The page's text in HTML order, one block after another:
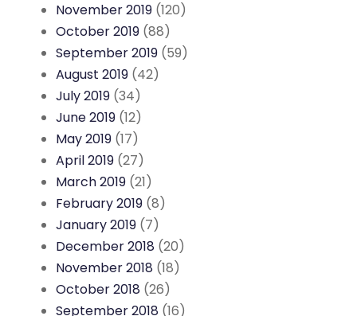
November 2019 (120)
October 2019 (88)
September 2019 (59)
August 2019 (42)
July 2019 (34)
June 2019 (12)
May 2019 (17)
April 2019 (27)
March 2019 (21)
February 2019 (8)
January 2019 (7)
December 2018 (20)
November 2018 (18)
October 2018 (26)
September 2018 (16)